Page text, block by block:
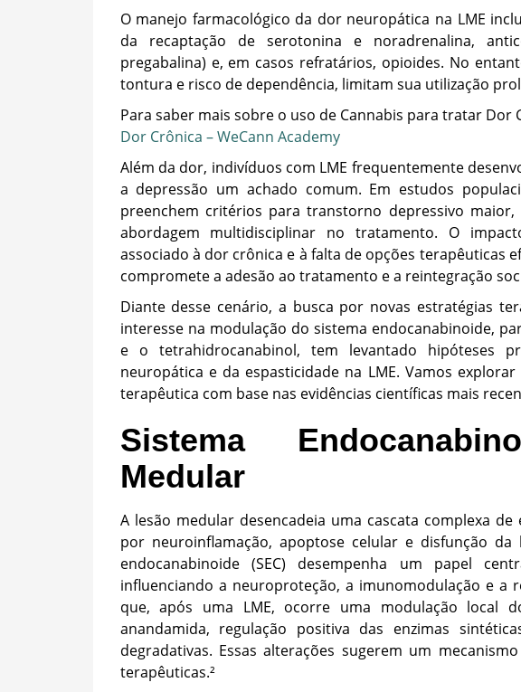
O manejo farmacológico da dor neuropática na LME
da recaptação de serotonina e noradrenalina,
pregabalina) e, em casos refratários, opioides. No
tontura e risco de dependência, limitam sua utilização
Para saber mais sobre o uso de Cannabis para tratar Dor
Dor Crônica – WeCann Academy
Além da dor, indivíduos com LME frequentemente
a depressão um achado comum. Em estudos
preenchem critérios para transtorno depressivo
abordagem multidisciplinar no tratamento. O
associado à dor crônica e à falta de opções terapêuticas
compromete a adesão ao tratamento e a reintegração
Diante desse cenário, a busca por novas estratégias
interesse na modulação do sistema endocanabinoide,
e o tetrahidrocanabinol, tem levantado hipóteses
neuropática e da espasticidade na LME. Vamos
terapêutica com base nas evidências científicas mais
Sistema
Medular
A lesão medular desencadeia uma cascata complexa
por neuroinflamação, apoptose celular e disfunção da
endocanabinoide (SEC) desempenha um papel
influenciando a neuroproteção, a imunomodulação e a
que, após uma LME, ocorre uma modulação local
anandamida, regulação positiva das enzimas
degradativas. Essas alterações sugerem um
terapêuticas.²